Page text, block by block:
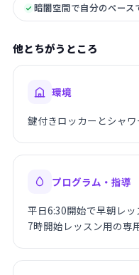
暗闇空間で自分のペー
他とちがうところ
環境
鍵付きロッカーとシャ
プログラム・指導
平日6:30開始で早朝レ
7時開始レッスン用の専